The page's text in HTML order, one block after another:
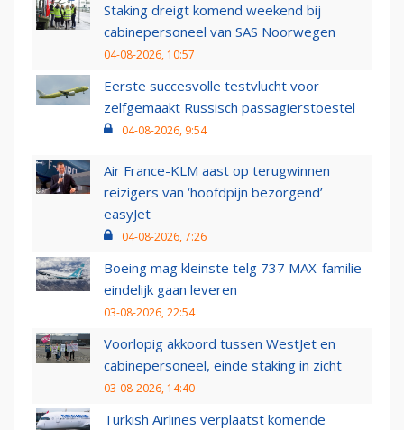
Staking dreigt komend weekend bij
cabinepersoneel van SAS Noorwegen
04-08-2026, 10:57
Eerste succesvolle testvlucht voor
zelfgemaakt Russisch passagierstoestel
04-08-2026, 9:54
Air France-KLM aast op terugwinnen
reizigers van ‘hoofdpijn bezorgend’
easyJet
04-08-2026, 7:26
Boeing mag kleinste telg 737 MAX-familie
eindelijk gaan leveren
03-08-2026, 22:54
Voorlopig akkoord tussen WestJet en
cabinepersoneel, einde staking in zicht
03-08-2026, 14:40
Turkish Airlines verplaatst komende